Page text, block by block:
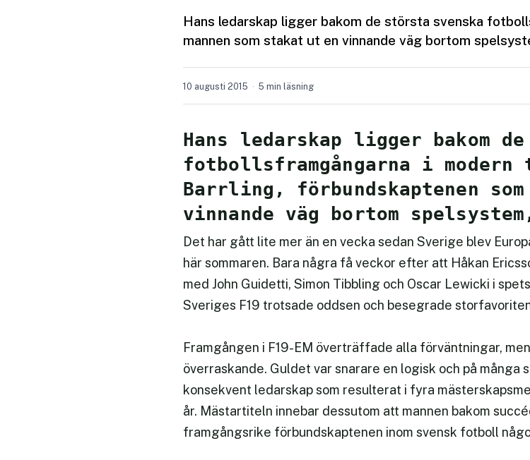
Hans ledarskap ligger bakom de största svenska
mannen som stakat ut en vinnande väg bortom
10 augusti 2015 5 min läsning
Hans ledarskap ligger bakom
fotbollsframgångarna i
Barrling, förbundskaptenen
vinnande väg bortom
Det har gått lite mer än en vecka sedan Sverige blev
här sommaren. Bara några få veckor efter att Håkan
med John Guidetti, Simon Tibbling och Oscar Lewicki i
Sveriges F19 trotsade oddsen och besegrade
Framgången i F19-EM överträffade alla förväntningar,
överraskande. Guldet var snarare en logisk och på
konsekvent ledarskap som resulterat i fyra
år. Mästartiteln innebar dessutom att mannen bakom
framgångsrike förbundskaptenen inom svensk fotboll